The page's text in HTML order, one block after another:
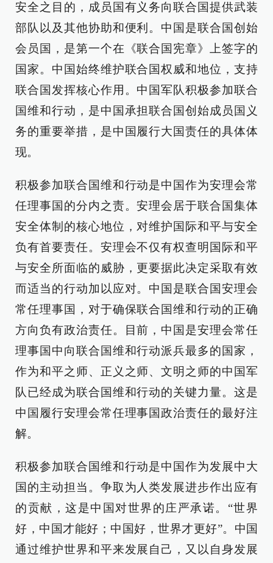
安全之目的，成员国有义务向联合国提供武装
部队以及其他协助和便利。中国是联合国创始
会员国，是第一个在《联合国宪章》上签字的
国家。中国始终维护联合国权威和地位，支持
联合国发挥核心作用。中国军队积极参加联合
国维和行动，是中国承担联合国创始成员国义
务的重要举措，是中国履行大国责任的具体体
现。
积极参加联合国维和行动是中国作为安理会常
任理事国的分内之责。安理会居于联合国集体
安全体制的核心地位，对维护国际和平与安全
负有首要责任。安理会不仅有权查明国际和平
与安全所面临的威胁，更要据此决定采取有效
而适当的行动加以应对。中国是联合国安理会
常任理事国，对于确保联合国维和行动的正确
方向负有政治责任。目前，中国是安理会常任
理事国中向联合国维和行动派兵最多的国家，
作为和平之师、正义之师、文明之师的中国军
队已经成为联合国维和行动的关键力量。这是
中国履行安理会常任理事国政治责任的最好注
解。
积极参加联合国维和行动是中国作为发展中大
国的主动担当。争取为人类发展进步作出应有
的贡献，这是中国对世界的庄严承诺。“世界
好，中国才能好；中国好，世界才更好”。中国
通过维护世界和平来发展自己，又以自身发展